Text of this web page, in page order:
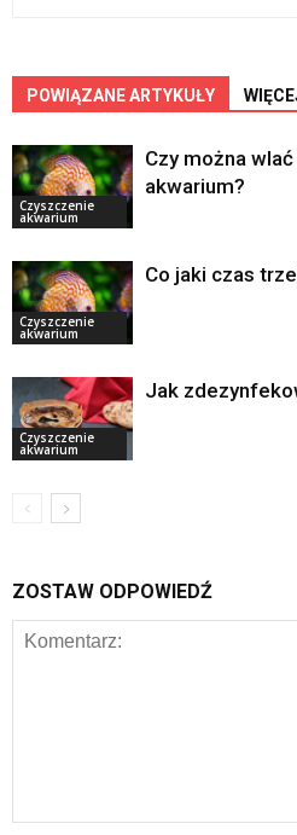
POWIĄZANE ARTYKUŁY
Czyszczenie
akwarium
Czy można
akwarium?
Czyszczenie
akwarium
Co jaki czas
Czyszczenie
akwarium
Jak
ZOSTAW ODPOWIEDŹ